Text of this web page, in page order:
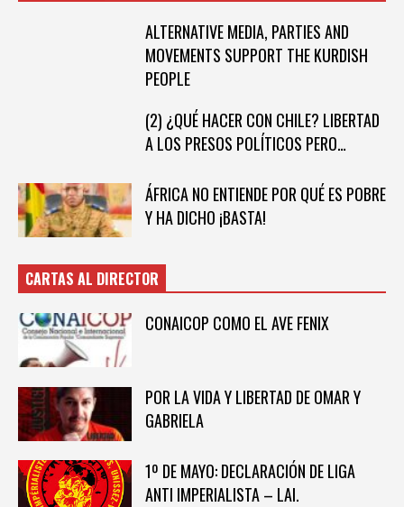
ALTERNATIVE MEDIA, PARTIES AND
MOVEMENTS SUPPORT THE KURDISH
PEOPLE
(2) ¿QUÉ HACER CON CHILE? LIBERTAD
A LOS PRESOS POLÍTICOS PERO…
ÁFRICA NO ENTIENDE POR QUÉ ES POBRE
Y HA DICHO ¡BASTA!
CARTAS AL DIRECTOR
CONAICOP COMO EL AVE FENIX
POR LA VIDA Y LIBERTAD DE OMAR Y
GABRIELA
1º DE MAYO: DECLARACIÓN DE LIGA
ANTI IMPERIALISTA – LAI.